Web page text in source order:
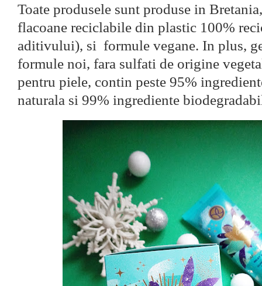
Toate produsele sunt produse in
flacoane reciclabile din plastic 100%
aditivului), si formule vegane. In plus,
formule noi, fara sulfati de origine
pentru piele, contin peste 95%
naturala si 99% ingrediente